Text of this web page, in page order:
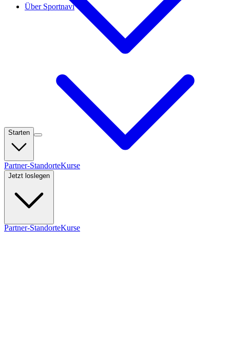
Starten
Partner-StandorteKurse
Jetzt loslegen
Über Sportnavi
Partner-StandorteKurse